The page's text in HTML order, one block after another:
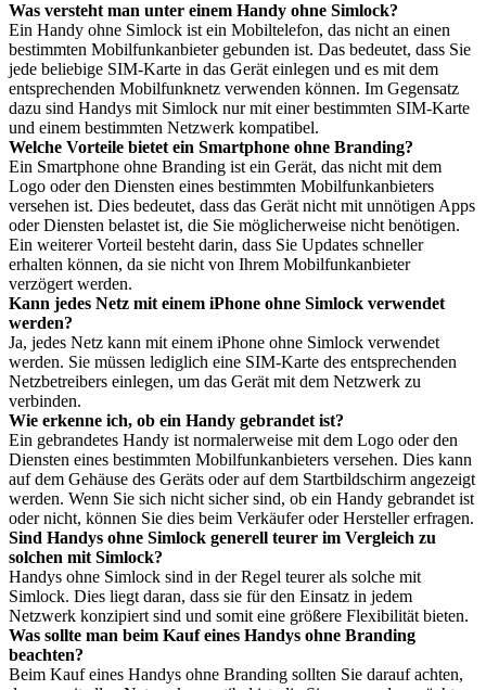
Was versteht man unter einem Handy ohne Simlock?
Ein Handy ohne Simlock ist ein Mobiltelefon, das nicht an einen
bestimmten Mobilfunkanbieter gebunden ist. Das bedeutet, dass Sie
jede beliebige SIM-Karte in das Gerät einlegen und es mit dem
entsprechenden Mobilfunknetz verwenden können. Im Gegensatz
dazu sind Handys mit Simlock nur mit einer bestimmten SIM-Karte
und einem bestimmten Netzwerk kompatibel.
Welche Vorteile bietet ein Smartphone ohne Branding?
Ein Smartphone ohne Branding ist ein Gerät, das nicht mit dem
Logo oder den Diensten eines bestimmten Mobilfunkanbieters
versehen ist. Dies bedeutet, dass das Gerät nicht mit unnötigen Apps
oder Diensten belastet ist, die Sie möglicherweise nicht benötigen.
Ein weiterer Vorteil besteht darin, dass Sie Updates schneller
erhalten können, da sie nicht von Ihrem Mobilfunkanbieter
verzögert werden.
Kann jedes Netz mit einem iPhone ohne Simlock verwendet
werden?
Ja, jedes Netz kann mit einem iPhone ohne Simlock verwendet
werden. Sie müssen lediglich eine SIM-Karte des entsprechenden
Netzbetreibers einlegen, um das Gerät mit dem Netzwerk zu
verbinden.
Wie erkenne ich, ob ein Handy gebrandet ist?
Ein gebrandetes Handy ist normalerweise mit dem Logo oder den
Diensten eines bestimmten Mobilfunkanbieters versehen. Dies kann
auf dem Gehäuse des Geräts oder auf dem Startbildschirm angezeigt
werden. Wenn Sie sich nicht sicher sind, ob ein Handy gebrandet ist
oder nicht, können Sie dies beim Verkäufer oder Hersteller erfragen.
Sind Handys ohne Simlock generell teurer im Vergleich zu
solchen mit Simlock?
Handys ohne Simlock sind in der Regel teurer als solche mit
Simlock. Dies liegt daran, dass sie für den Einsatz in jedem
Netzwerk konzipiert sind und somit eine größere Flexibilität bieten.
Was sollte man beim Kauf eines Handys ohne Branding
beachten?
Beim Kauf eines Handys ohne Branding sollten Sie darauf achten,